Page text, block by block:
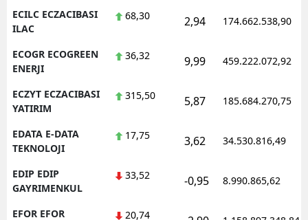
ECILC ECZACIBASI
ILAC
68,30 2,94 174.662.538,90
ECOGR ECOGREEN
ENERJI
36,32 9,99 459.222.072,92
ECZYT ECZACIBASI
YATIRIM
315,50 5,87 185.684.270,75
EDATA E-DATA
TEKNOLOJI
17,75 3,62 34.530.816,49
EDIP EDIP
GAYRIMENKUL
33,52 -0,95 8.990.865,62
EFOR EFOR
20,74